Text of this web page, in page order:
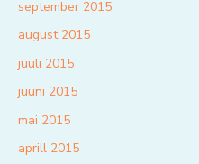
september 2015
august 2015
juuli 2015
juuni 2015
mai 2015
aprill 2015